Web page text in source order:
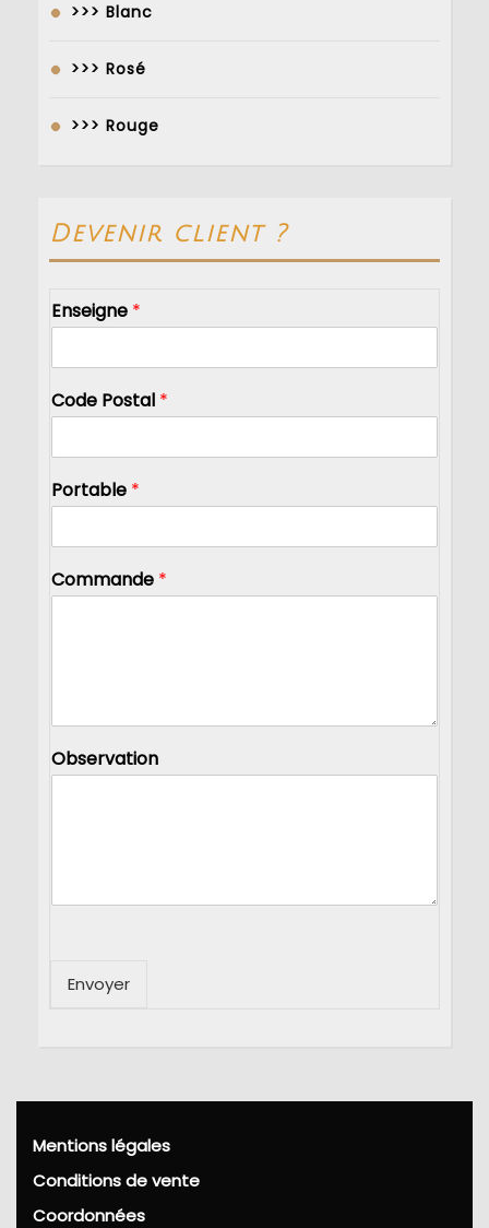
>>> Blanc
>>> Rosé
>>> Rouge
Devenir client ?
Enseigne *
Code Postal *
Portable *
Commande *
Observation
Envoyer
Mentions légales
Conditions de vente
Coordonnées